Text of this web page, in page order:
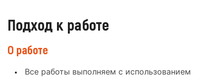
Подход к работе
О работе
Все работы выполняем с использованием